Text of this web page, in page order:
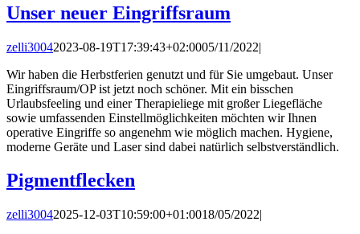
Unser neuer Eingriffsraum
zelli30042023-08-19T17:39:43+02:0005/11/2022|
Wir haben die Herbstferien genutzt und für Sie umgebaut. Unser
Eingriffsraum/OP ist jetzt noch schöner. Mit ein bisschen
Urlaubsfeeling und einer Therapieliege mit großer Liegefläche
sowie umfassenden Einstellmöglichkeiten möchten wir Ihnen
operative Eingriffe so angenehm wie möglich machen. Hygiene,
moderne Geräte und Laser sind dabei natürlich selbstverständlich.
Pigmentflecken
zelli30042025-12-03T10:59:00+01:0018/05/2022|